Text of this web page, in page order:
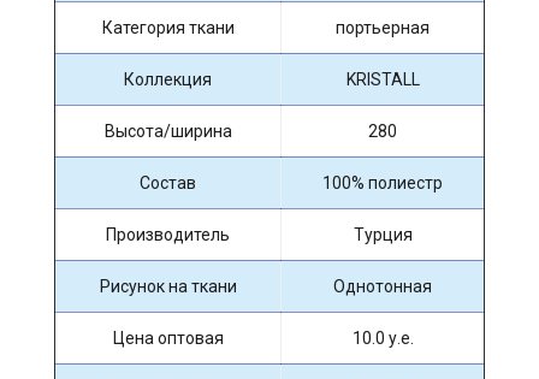
Категория ткани портьерная
Коллекция KRISTALL
Высота/ширина 280
Состав 100% полиестр
Производитель Турция
Рисунок на ткани Однотонная
Цена оптовая 10.0 у.е.